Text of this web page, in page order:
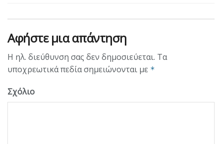
Αφήστε μια απάντηση
Η ηλ. διεύθυνση σας δεν δημοσιεύεται. Τα
υποχρεωτικά πεδία σημειώνονται με *
Σχόλιο